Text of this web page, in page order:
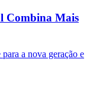
Combina Mais
a nova geração e